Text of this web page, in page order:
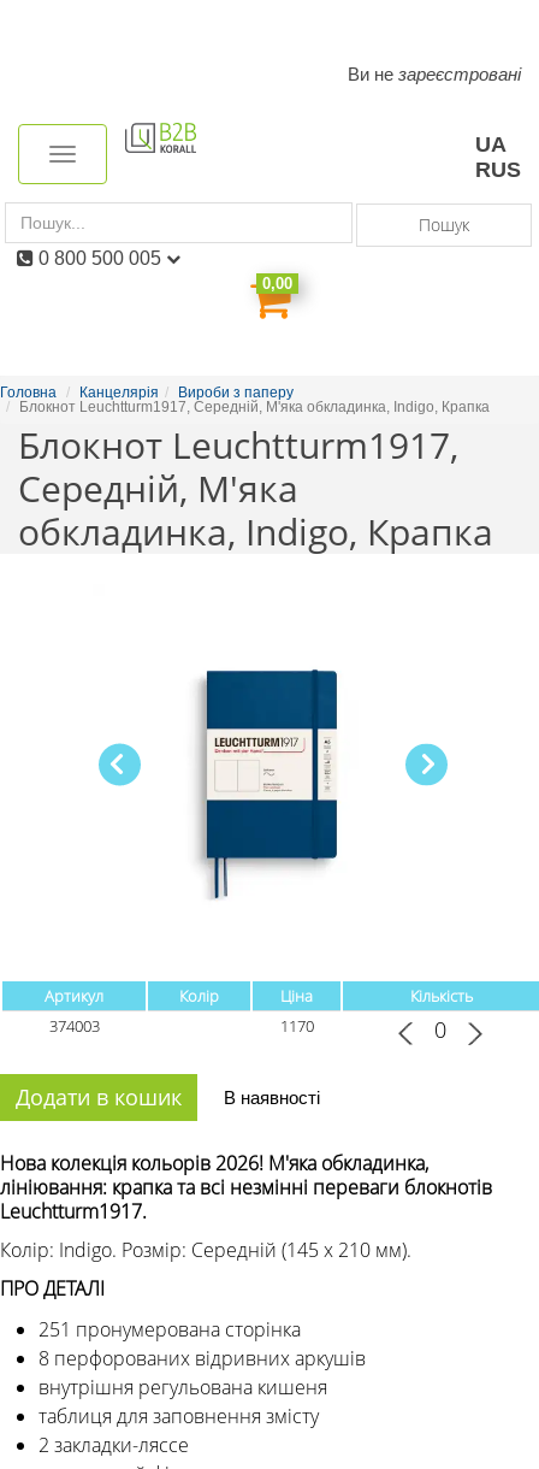
navigation
Toggle
UA
RUS
Пошук
0,00
Ви не зареєстровані
0 800 500 005
Головна Канцелярія
Вироби з паперу
Блокнот Leuchtturm1917, Середній, М'яка обкладинка, Indigo, Крапка
Блокнот Leuchtturm1917,
Середній, М'яка
обкладинка, Indigo, Крапка
Артикул Колір Ціна
Кількість
374003
1170
Додати в кошик В наявності
Нова колекція кольорів 2026! М'яка обкладинка,
лініювання: крапка та всі незмінні переваги блокнотів
Leuchtturm1917.
Колір: Indigo. Розмір: Середній (145 х 210 мм).
ПРО ДЕТАЛІ
251 пронумерована сторінка
8 перфорованих відривних аркушів
внутрішня регульована кишеня
таблиця для заповнення змісту
2 закладки-ляссе